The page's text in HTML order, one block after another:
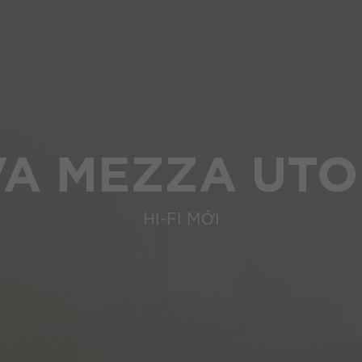
MEZZA
HI-FI MỚI